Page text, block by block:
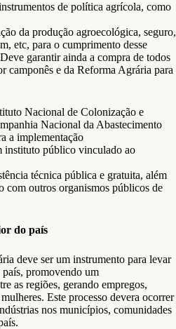
de política agrícola, como
da produção agroecológica, seguro,
etc, para o cumprimento desse
garantir ainda a compra de todos
camponês e da Reforma Agrária para
Nacional de Colonização e
Nacional da Abastecimento
a implementação
instituto público vinculado ao
técnica pública e gratuita, além
com outros organismos públicos de
do país
deve ser um instrumento para levar
promovendo um
as regiões, gerando empregos,
Este processo devera ocorrer
nos municípios, comunidades